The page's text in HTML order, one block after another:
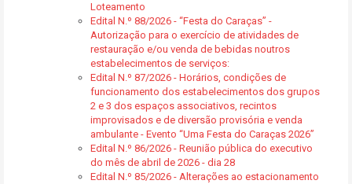
Loteamento
Edital N.º 88/2026 - “Festa do Caraças” -
Autorização para o exercício de atividades de
restauração e/ou venda de bebidas noutros
estabelecimentos de serviços:
Edital N.º 87/2026 - Horários, condições de
funcionamento dos estabelecimentos dos grupos
2 e 3 dos espaços associativos, recintos
improvisados e de diversão provisória e venda
ambulante - Evento “Uma Festa do Caraças 2026”
Edital N.º 86/2026 - Reunião pública do executivo
do mês de abril de 2026 - dia 28
Edital N.º 85/2026 - Alterações ao estacionamento